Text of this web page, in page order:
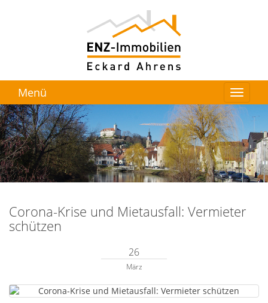
Menü
Corona-Krise und Mietausfall: Vermieter
schützen
26
März